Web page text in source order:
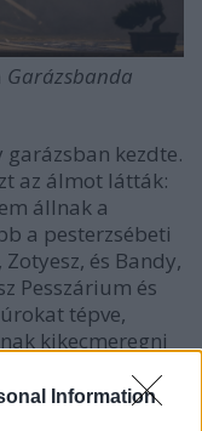
Information
Garázsbanda
kezdte.
az álmot látták:
állnak a
a pesterzsébeti
és Bandy,
Pesszárium és
tépve,
kikecmeregni
Átgondolatlan